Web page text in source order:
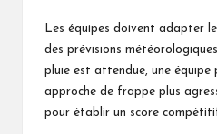
Les équipes doivent adapter
des prévisions
pluie est attendue, une
approche de frappe plus
pour établir un score